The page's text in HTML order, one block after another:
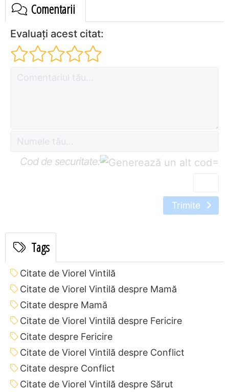
Comentarii
Evaluați acest citat:
Cod de securitate: =
Trimite
Tags
Citate de Viorel Vintilă
Citate de Viorel Vintilă despre Mamă
Citate despre Mamă
Citate de Viorel Vintilă despre Fericire
Citate despre Fericire
Citate de Viorel Vintilă despre Conflict
Citate despre Conflict
Citate de Viorel Vintilă despre Sărut